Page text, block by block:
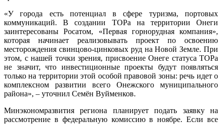
«У города есть потенциал в сфере туризма, портовых
коммуникаций. В создании ТОРа на территории Онеги
заинтересованы Росатом, «Первая горнорудная компания»,
которая начинает реализовывать проект по освоению
месторождения свинцово-цинковых руд на Новой Земле. При
этом, с нашей точки зрения, присвоение Онеге статуса ТОРа
не значит, что инвестиционные проекты будут появляться
только на территории этой особой правовой зоны: речь идет о
комплексном развитии всего Онежского муниципального
района», – уточнил Семён Вуйменков.
Минэкономразвития региона планирует подать заявку на
рассмотрение в федеральную комиссию в ноябре. Если все